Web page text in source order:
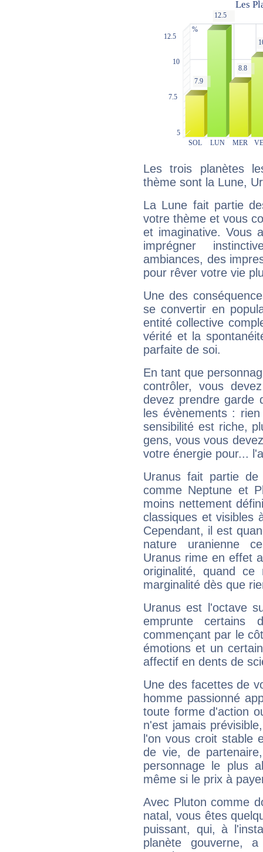
Les trois planètes
thème sont la Lune,
La Lune fait partie
votre thème et vous
et imaginative. Vous
imprégner
ambiances, des
pour rêver votre vie
Une des
se convertir en
entité collective
vérité et la
parfaite de soi.
En tant que
contrôler, vous
devez prendre garde
les évènements :
sensibilité est riche,
gens, vous vous
votre énergie pour...
Uranus fait partie
comme Neptune et
moins nettement
classiques et visibles
Cependant, il est
nature uranienne
Uranus rime en effet
originalité, quand ce
marginalité dès que
Uranus est l'octave
emprunte
commençant par le
émotions et un
affectif en dents de
Une des facettes de
homme passionné
toute forme d'action
n'est jamais
l'on vous croit stable
de vie, de
personnage le plus
même si le prix à
Avec Pluton comme
natal, vous êtes
puissant, qui, à
planète gouverne,